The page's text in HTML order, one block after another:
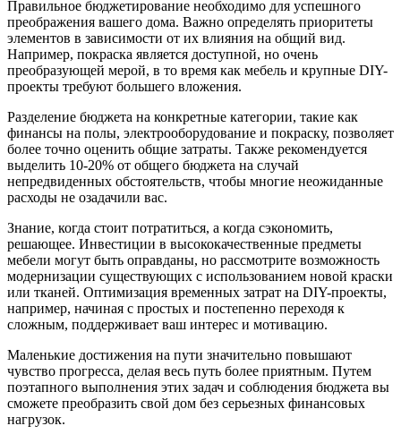
Правильное бюджетирование необходимо для успешного
преображения вашего дома. Важно определять приоритеты
элементов в зависимости от их влияния на общий вид.
Например, покраска является доступной, но очень
преобразующей мерой, в то время как мебель и крупные DIY-
проекты требуют большего вложения.
Разделение бюджета на конкретные категории, такие как
финансы на полы, электрооборудование и покраску, позволяет
более точно оценить общие затраты. Также рекомендуется
выделить 10-20% от общего бюджета на случай
непредвиденных обстоятельств, чтобы многие неожиданные
расходы не озадачили вас.
Знание, когда стоит потратиться, а когда сэкономить,
решающее. Инвестиции в высококачественные предметы
мебели могут быть оправданы, но рассмотрите возможность
модернизации существующих с использованием новой краски
или тканей. Оптимизация временных затрат на DIY-проекты,
например, начиная с простых и постепенно переходя к
сложным, поддерживает ваш интерес и мотивацию.
Маленькие достижения на пути значительно повышают
чувство прогресса, делая весь путь более приятным. Путем
поэтапного выполнения этих задач и соблюдения бюджета вы
сможете преобразить свой дом без серьезных финансовых
нагрузок.